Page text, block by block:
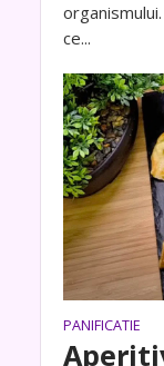
ce...
PANIFICATIE